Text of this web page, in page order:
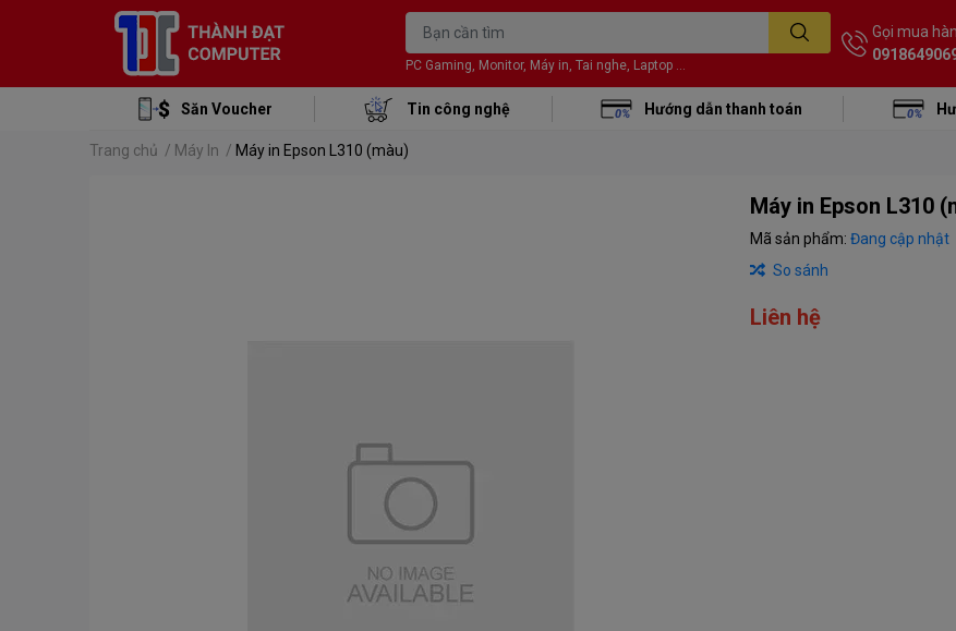
PC Gaming, Monitor, Máy in, Tai nghe, Laptop ...
Gọi mua
Săn Voucher Tin công nghệ Hướng dẫn thanh toán
Trang chủ / Máy In / Máy in Epson L310 (màu)
Máy in Epson L310
Mã sản phẩm: Đang cập nhật
So sánh
Liên hệ